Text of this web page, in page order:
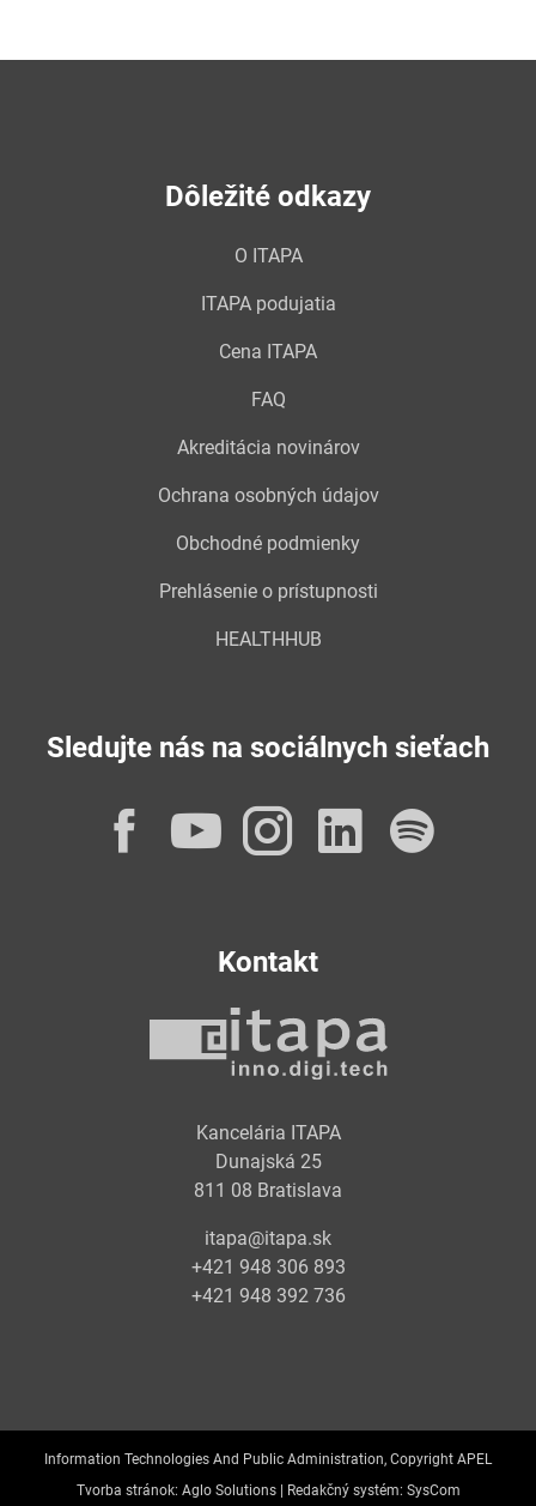
Dôležité odkazy
O ITAPA
ITAPA podujatia
Cena ITAPA
FAQ
Akreditácia novinárov
Ochrana osobných údajov
Obchodné podmienky
Prehlásenie o prístupnosti
HEALTHHUB
Sledujte nás na sociálnych sieťach
Facebook
YouTube
Instagram
Kontakt
Kancelária ITAPA
Dunajská 25
811 08 Bratislava
itapa@itapa.sk
+421 948 306 893
+421 948 392 736
Information Technologies And Public Administration, Copyright APEL
Tvorba stránok: Aglo Solutions | Redakčný systém: SysCom